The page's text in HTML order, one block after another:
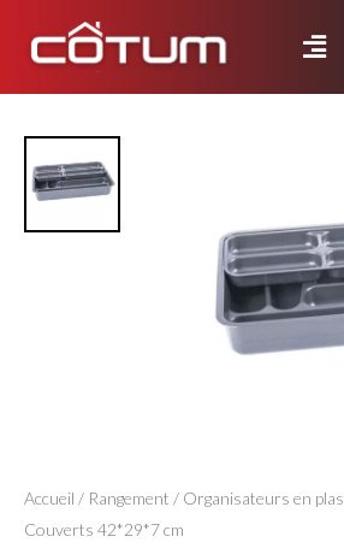
Accueil / Rangement / Organisateurs en
Couverts 42*29*7 cm